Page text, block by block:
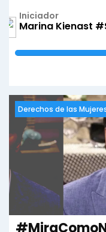
Iniciador
Marina Kienast
Derechos de las